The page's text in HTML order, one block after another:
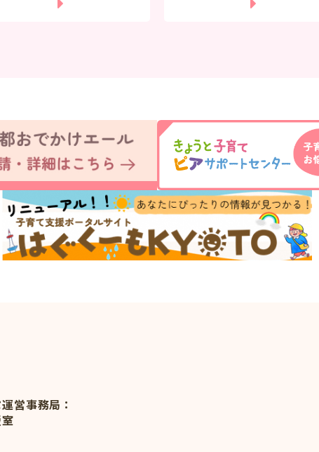
営事務局：